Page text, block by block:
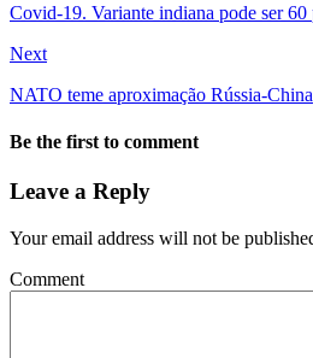
Covid-19. Variante indiana pode ser 60
Next
NATO teme aproximação Rússia-China
Be the first to comment
Leave a Reply
Your email address will not be
Comment